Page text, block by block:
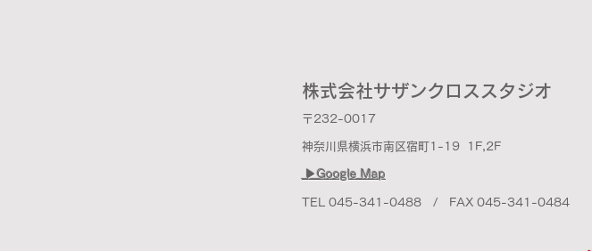
株式会社サザンクロススタジオ
〒232-0017
神奈川県横浜市南区宿町1-19 1F,2F
TEL 045-341-0488 / FAX 045-341-0484
▶︎Google Map